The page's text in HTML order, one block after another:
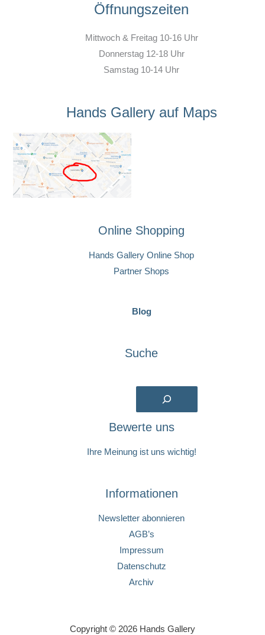
Öffnungszeiten
Mittwoch & Freitag 10-16 Uhr
Donnerstag 12-18 Uhr
Samstag 10-14 Uhr
Hands Gallery auf Maps
Online Shopping
Hands Gallery Online Shop
Partner Shops
Blog
Suche
Bewerte uns
Ihre Meinung ist uns wichtig!
Informationen
Newsletter abonnieren
AGB’s
Impressum
Datenschutz
Archiv
Copyright © 2026 Hands Gallery